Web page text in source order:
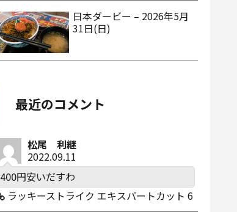
日本ダービー – 2026年5月
31日(日)
最近のコメント
松尾 利継
2022.09.11
400円安いだすわ
ラッキーストライク エキスパートカット 6